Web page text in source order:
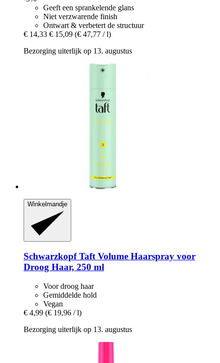
Geeft een sprankelende glans
Niet verzwarende finish
Ontwart & verbetert de structuur
€ 14,33 € 15,09 (€ 47,77 / l)
Bezorging uiterlijk op 13. augustus
Winkelmandje
SchwarzkopfTaft Volume Haarspray voor
Droog Haar, 250 ml
Voor droog haar
Gemiddelde hold
Vegan
€ 4,99 (€ 19,96 / l)
Bezorging uiterlijk op 13. augustus